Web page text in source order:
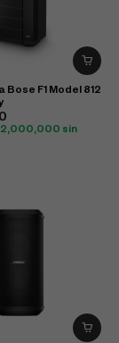
Bose F1 Model 812
2,000,000 sin